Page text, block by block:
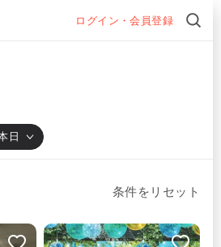
ログイン・会員登録
日
条件をリセット